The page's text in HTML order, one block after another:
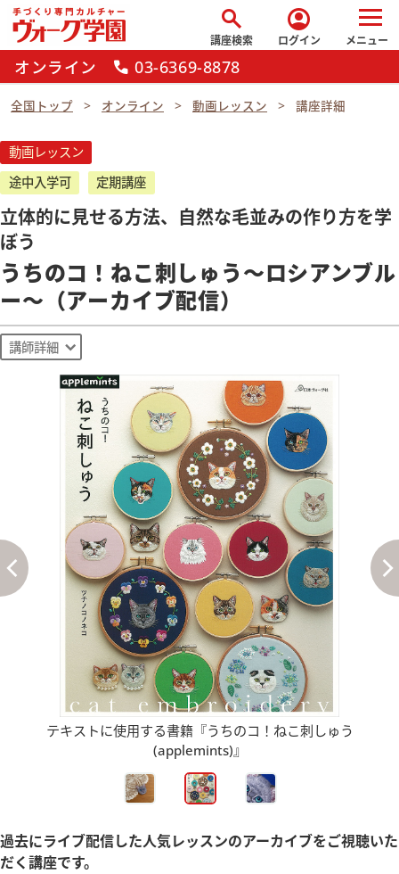
search
講座検索
account_circle
ログイン メニュー
オンライン call 03-6369-8878
全国トップ オンライン 動画レッスン 講座詳細
動画レッスン
途中入学可
定期講座
立体的に見せる方法、自然な毛並みの作り方を学
ぼう
うちのコ！ねこ刺しゅう～ロシアンブル
ー～（アーカイブ配信）
講師詳細
テキストに使用する書籍『うちのコ！ねこ刺しゅう
(applemints)』
過去にライブ配信した人気レッスンのアーカイブをご視聴いた
だく講座です。